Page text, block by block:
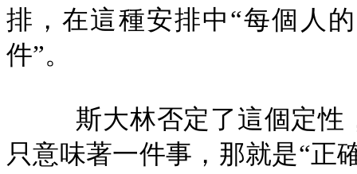
排，在這種安排中“每個人
件”。
斯大林否定了這個定性
只意味著一件事，那就是“正